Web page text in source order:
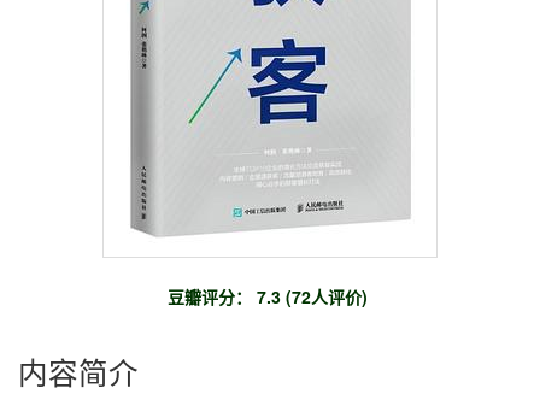
豆瓣评分： 7.3 (72人评价)
内容简介